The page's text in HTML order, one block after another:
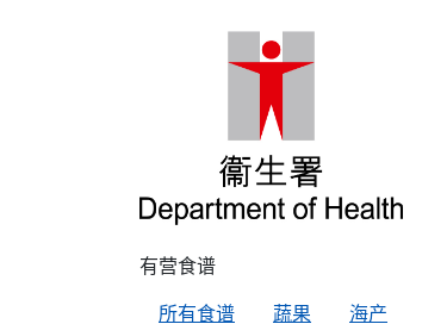
有营食谱
所有食谱
蔬果 海产